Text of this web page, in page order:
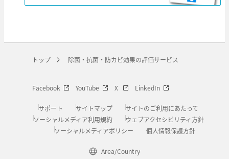
トップ 除菌・抗菌・防カビ効果の評価サービス
Facebook YouTube X LinkedIn
サポート サイトマップ
サイトのご利用にあたって
ソーシャルメディア利用規約
ウェブアクセシビリティ方針
ソーシャルメディアポリシー
個人情報保護方針
Area/Country